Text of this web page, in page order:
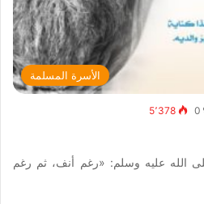
الأسرة المسلمة
0 5٬378
الله عليه وسلم: «رغم أنف، ثم رغم